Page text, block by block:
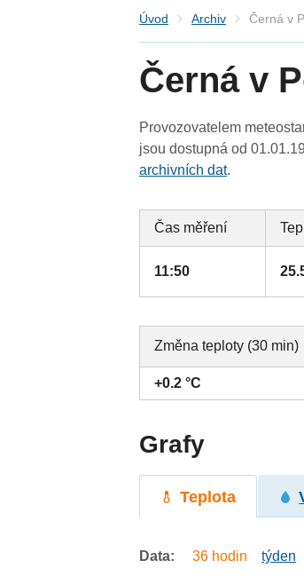
Úvod Archiv Černá v
Černá v
Provozovatelem
jsou dostupná od
archivních dat.
Čas měření
11:50
Změna teploty (30 min)
+0.2 °C
Grafy
Teplota
Data: 36 hodin týden